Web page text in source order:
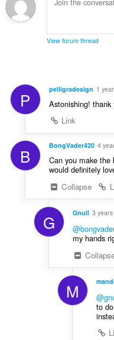
View forum thread
P pelligradesign 1
Astonishing! thank
Link
B BongVader420 4
Can you make the
would definitely
Collapse
G Gnull 3
my hands
M
to